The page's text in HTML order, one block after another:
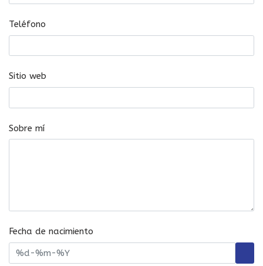
Teléfono
Sitio web
Sobre mí
Fecha de nacimiento